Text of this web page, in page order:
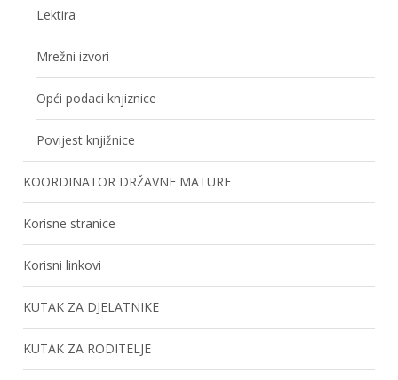
Lektira
Mrežni izvori
Opći podaci knjiznice
Povijest knjižnice
KOORDINATOR DRŽAVNE MATURE
Korisne stranice
Korisni linkovi
KUTAK ZA DJELATNIKE
KUTAK ZA RODITELJE